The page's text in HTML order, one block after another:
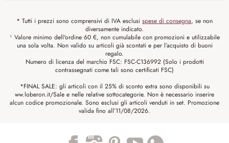
* Tutti i prezzi sono comprensivi di IVA esclusi spese di consegna, se non
diversamente indicato.
¹ Valore minimo dell'ordine 60 €, non cumulabile con promozioni e utilizzabile
una sola volta. Non valido su articoli già scontati e per l’acquisto di buoni
regalo.
Numero di licenza del marchio FSC: FSC-C136992 (Solo i prodotti
contrassegnati come tali sono certificati FSC)
*FINAL SALE: gli articoli con il 25% di sconto extra sono disponibili su
ww.loberon.it/Sale e nelle relative sottocategorie. Non è necessario inserire
alcun codice promozionale. Sono esclusi gli articoli venduti in set. Promozione
valida fino all’11/08/2026.